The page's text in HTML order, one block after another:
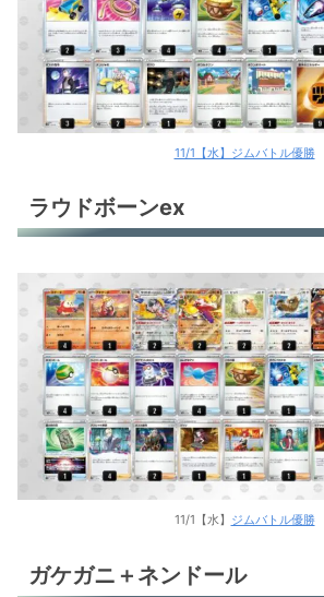
11/1【水】ジムバトル優勝
ラウドボーンex
11/1【水】 ジムバトル優勝
ガケガニ＋ネンドール